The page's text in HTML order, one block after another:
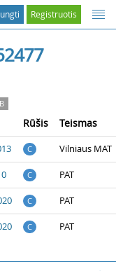
Registruotis
Rūšis Teismas
C Vilniaus MAT
C PAT
C PAT
C PAT